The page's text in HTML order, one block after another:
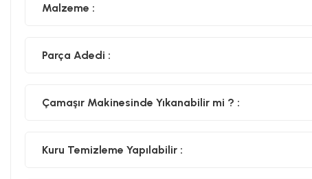
Malzeme :
Parça Adedi :
Çamaşır Makinesinde Yıkanabilir mi ? :
Kuru Temizleme Yapılabilir :